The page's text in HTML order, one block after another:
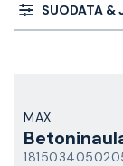
SUODATA &
MAX